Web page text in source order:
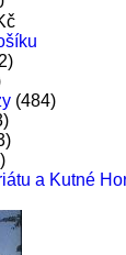
(484)
a Kutné